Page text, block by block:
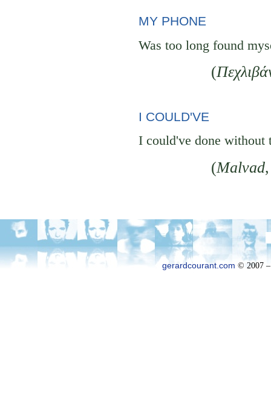
MY PHONE
Was too long found
(
I COULD'VE
I could've done without
(Malvad
gerardcourant.com © 2007